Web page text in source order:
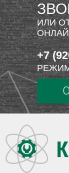
ИЛИ
+7